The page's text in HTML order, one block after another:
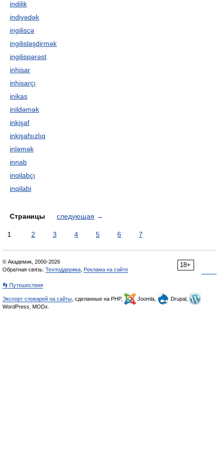
indilik
indiyədək
ingiliscə
ingilisləşdirmək
ingilispərəst
inhisar
inhisarçı
inikas
inildəmək
inkişaf
inkişafsızlıq
inləmək
innab
inqilabçı
inqilabi
Страницы следующая →
1 2 3 4 5 6 7
18+
© Академик, 2000-2026
Обратная связь: Техподдержка Реклама на сайте
👣 Путешествия
Экспорт словарей на сайты , сделанные на PHP, Joomla,
Drupal,
WordPress, MODx.